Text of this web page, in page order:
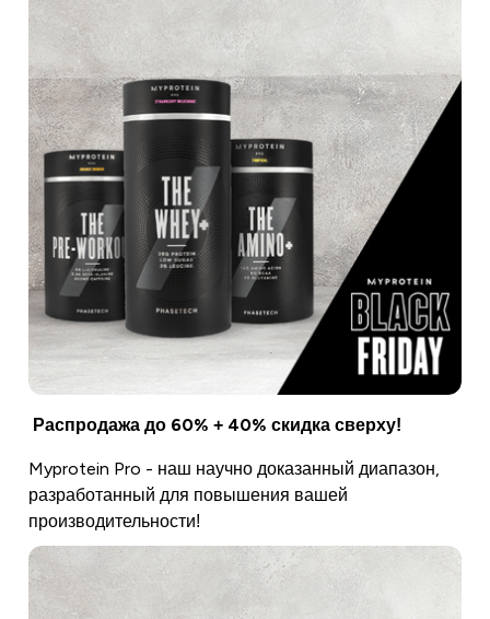
Распродажа до 60% + 40% скидка сверху!
Myprotein Pro - наш научно доказанный диапазон,
разработанный для повышения вашей
производительности!